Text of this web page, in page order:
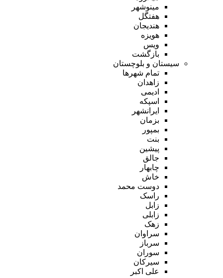
مینوشهر
هفتگل
هندیجان
هویزه
ویس
بازگشت
سیستان و بلوچستان
تمام شهر‌ها
زاهدان
ادیمی
اسپکه
ایرانشهر
بزمان
بمپور
بنت
پیشین
جالق
چابهار
خاش
دوست محمد
راسک
زابل
زابلی
زهک
سراوان
سرباز
سوران
سیرکان
علی اکبر